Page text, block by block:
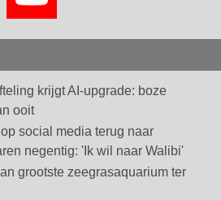
krijgt AI-upgrade: boze
ooit
social media terug naar
negentig: 'Ik wil naar Walibi'
grootste zeegrasaquarium ter